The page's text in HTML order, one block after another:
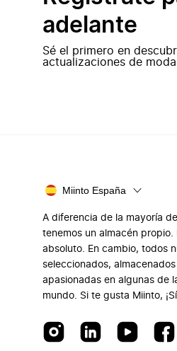
adelante
Sé el primero en
actualizaciones de
Miinto España
A diferencia de la mayoría
tenemos un almacén
absoluto. En cambio, todos
seleccionados,
apasionadas en algunas de
mundo. Si te gusta Miinto,